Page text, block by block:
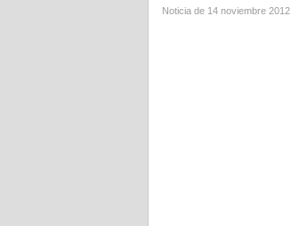
Noticia de 14 noviembre 2012.